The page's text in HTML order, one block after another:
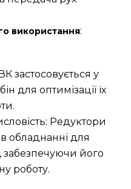
використання:
застосовується у
для оптимізації їх
Редуктори
обладнанні для
його
роботу.